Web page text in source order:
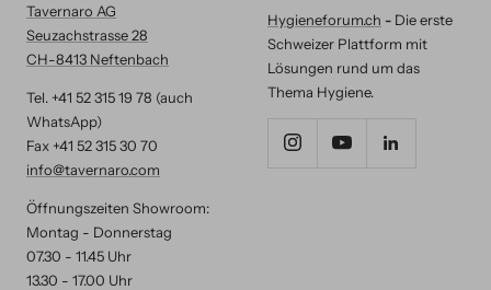
Tavernaro AG
Seuzachstrasse 28
CH-8413 Neftenbach
Tel. +41 52 315 19 78 (auch
WhatsApp)
Fax +41 52 315 30 70
info@tavernaro.com
Öffnungszeiten Showroom:
Montag - Donnerstag
07.30 - 11.45 Uhr
13.30 - 17.00 Uhr
Hygieneforum.ch - Die erste
Schweizer Plattform mit
Lösungen rund um das
Thema Hygiene.